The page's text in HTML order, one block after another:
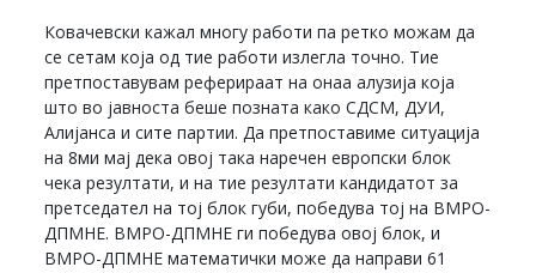
Ковачевски кажал многу работи па ретко можам да
се сетам која од тие работи излегла точно. Тие
претпоставувам реферираат на онаа алузија која
што во јавноста беше позната како СДСМ, ДУИ,
Алијанса и сите партии. Да претпоставиме ситуација
на 8ми мај дека овој така наречен европски блок
чека резултати, и на тие резултати кандидатот за
претседател на тој блок губи, победува тој на ВМРО-
ДПМНЕ. ВМРО-ДПМНЕ ги победува овој блок, и
ВМРО-ДПМНЕ математички може да направи 61